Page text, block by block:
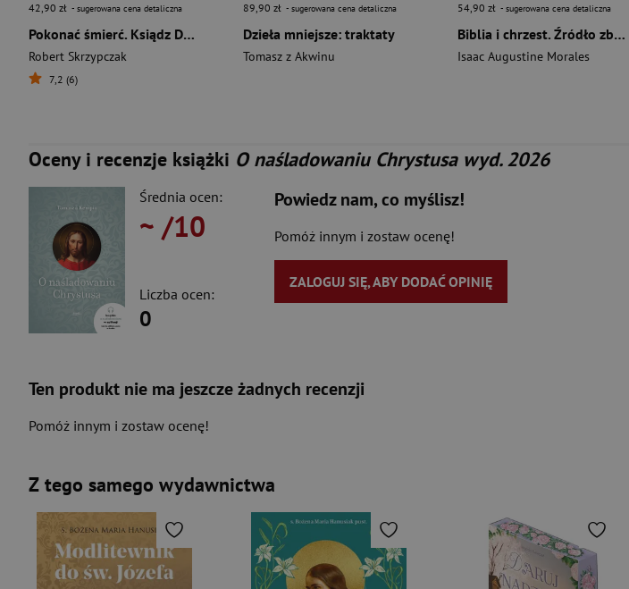
42,90 zł - sugerowana cena detaliczna
Pokonać śmierć. Ksiądz Dolindo Ruotolo o życiu wiecznym
Robert Skrzypczak
7,2 (6)
89,90 zł - sugerowana cena detaliczna
Dzieła mniejsze: traktaty
Tomasz z Akwinu
54,90 zł - sugerowana cena detaliczna
Biblia i chrzest. Źródło zbawienia
Isaac Augustine Morales
Oceny i recenzje książki O naśladowaniu Chrystusa wyd. 2026
Średnia ocen:
~ /10
Liczba ocen:
0
Powiedz nam, co myślisz!
Pomóż innym i zostaw ocenę!
ZALOGUJ SIĘ, ABY DODAĆ OPINIĘ
Ten produkt nie ma jeszcze żadnych recenzji
Pomóż innym i zostaw ocenę!
Z tego samego wydawnictwa